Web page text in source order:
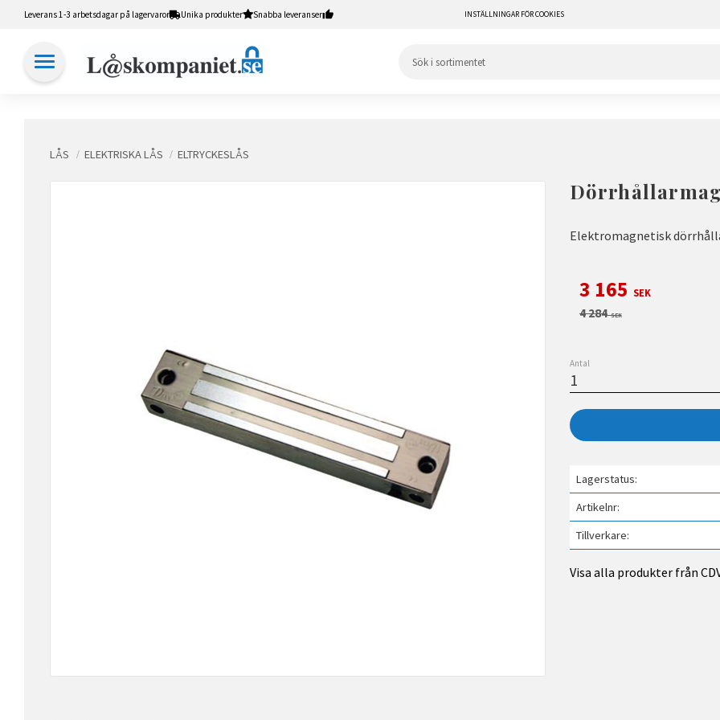
Leverans 1-3 arbetsdagar på lagervaror Unika produkter Snabba leveranser INSTÄLLNINGAR FÖR COOKIES
LÅS ELEKTRISKA LÅS ELTRYCKESLÅS
Elektromagnetisk
Nedsatt pris:
3 165 SEK
Ordinarie pris:
4 284SEK
Antal
Lagerstatus
Artikelnr
Tillverkare
Visa alla produkter från